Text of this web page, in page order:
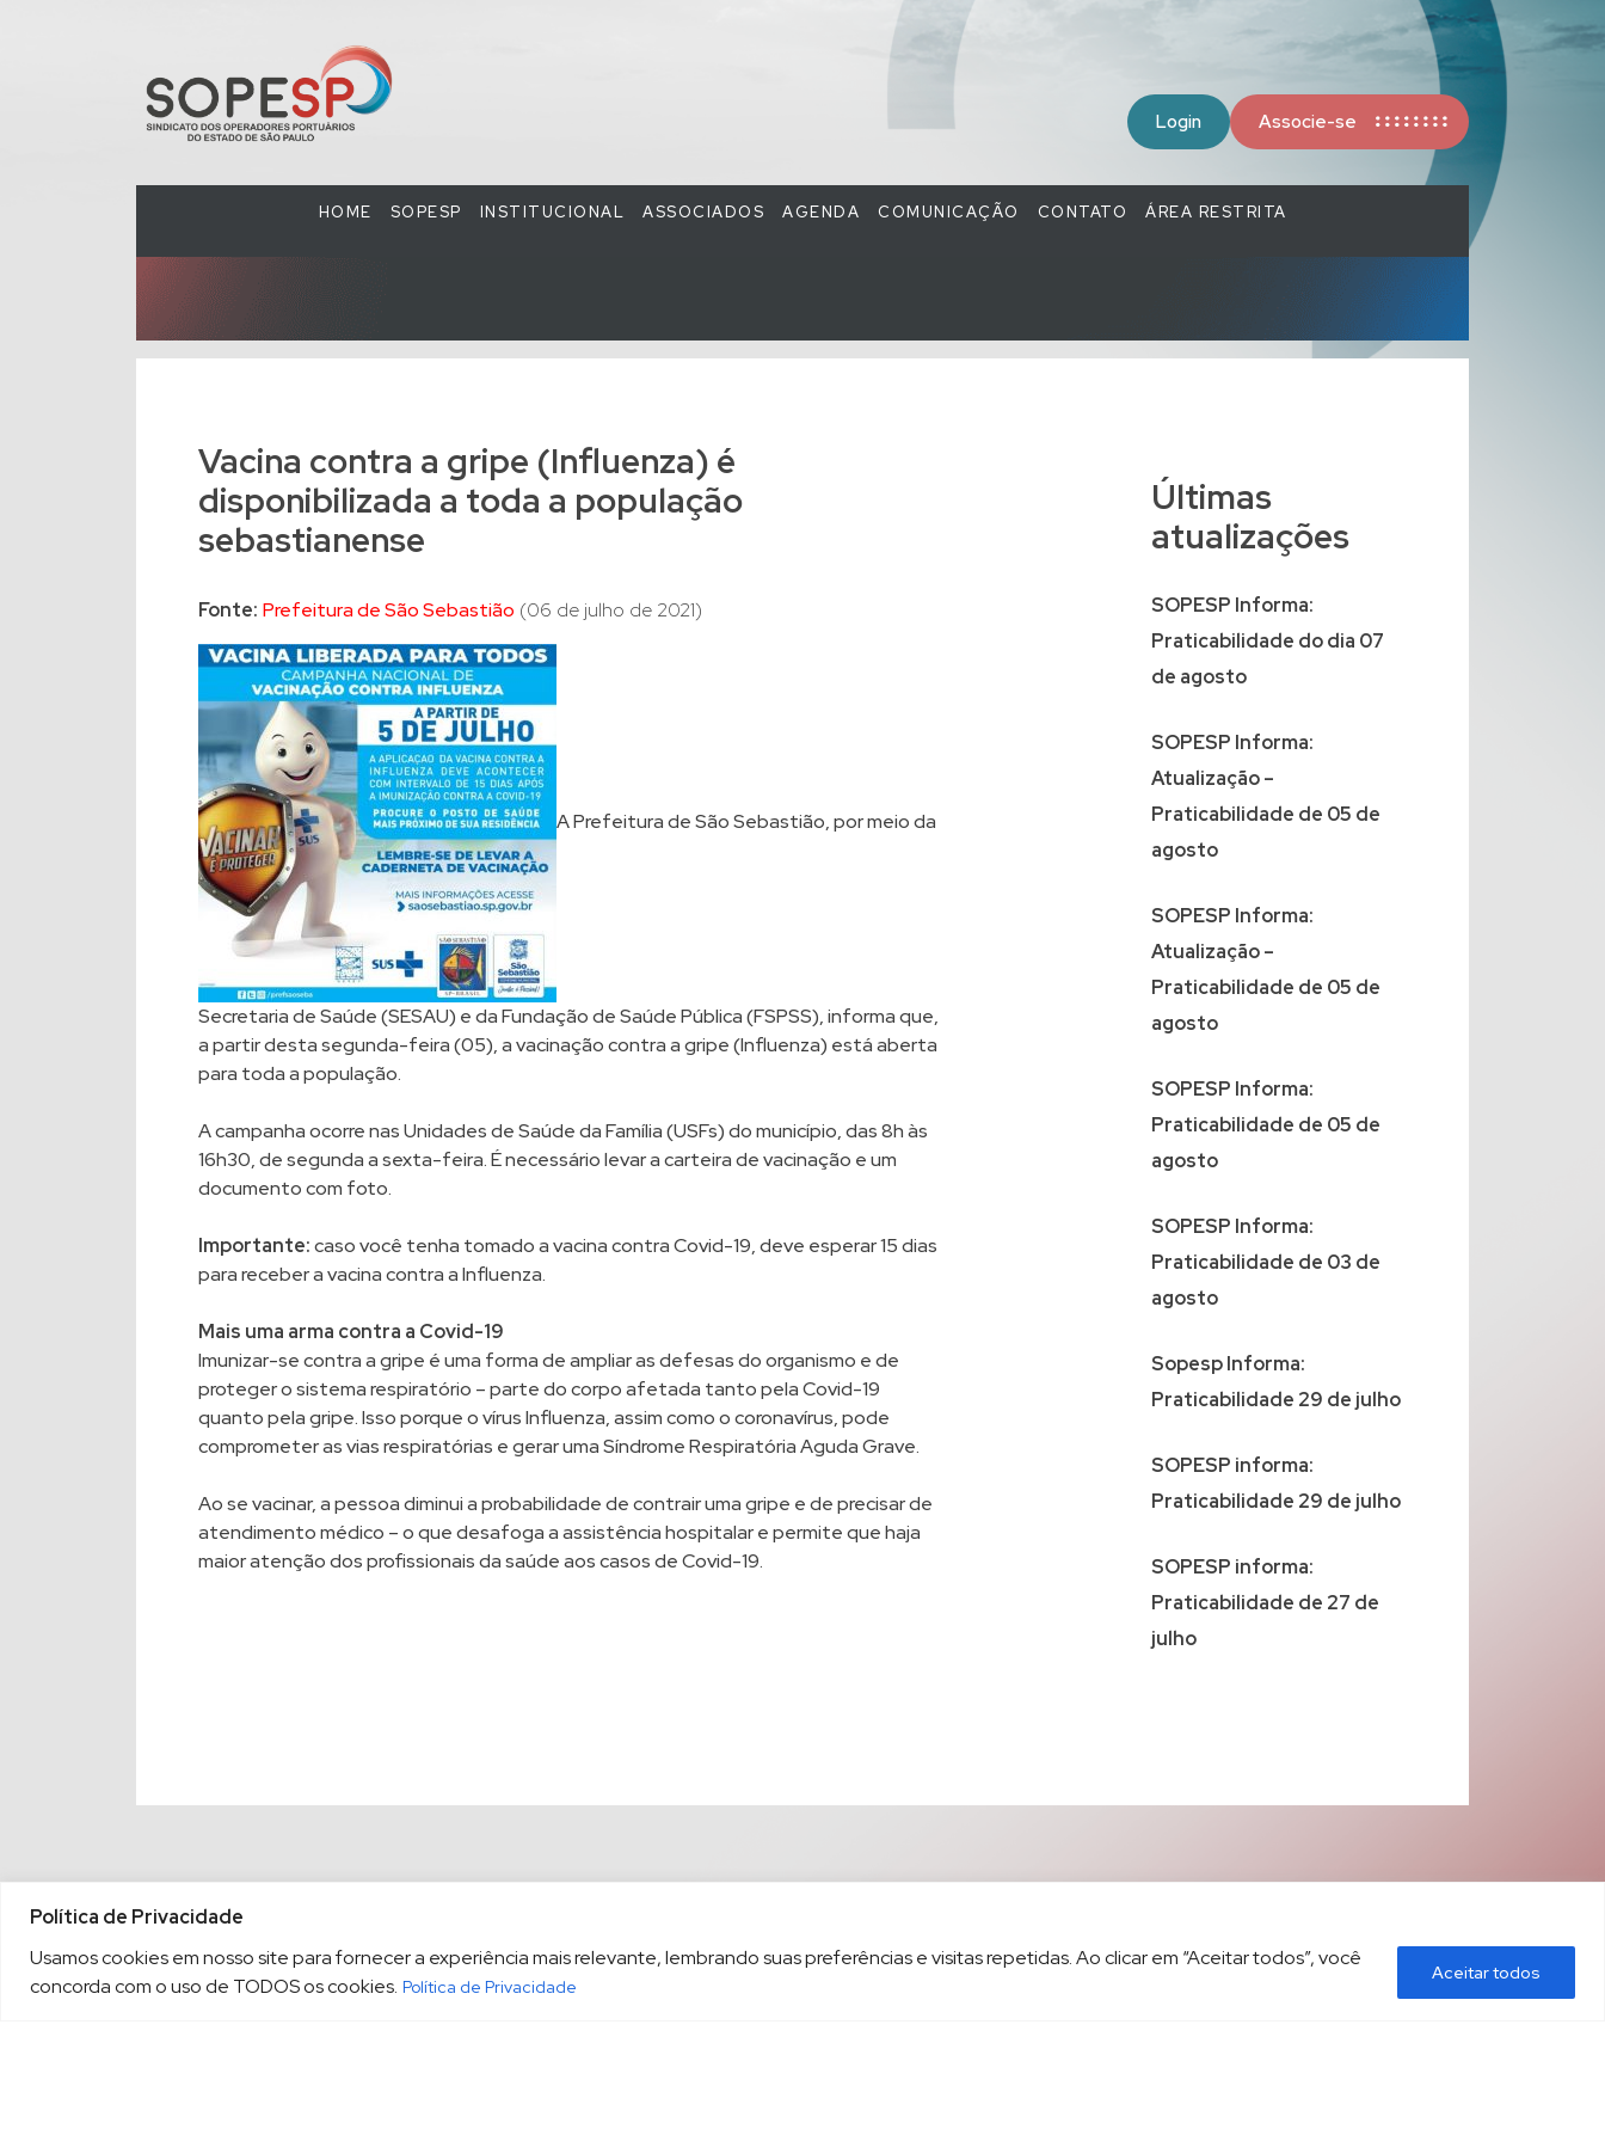
Política de Privacidade
Usamos cookies em nosso site para fornecer a experiência mais relevante, lembrando suas preferências e visitas repetidas. Ao clicar em “Aceitar todos”, você
concorda com o uso de TODOS os cookies. Política de Privacidade
Aceitar todos
Login Associe-se
HOME SOPESP INSTITUCIONAL ASSOCIADOS AGENDA COMUNICAÇÃO CONTATO ÁREA RESTRITA
Vacina contra a gripe (Influenza) é
disponibilizada a toda a população
sebastianense
Fonte: Prefeitura de São Sebastião (06 de julho de 2021)
A Prefeitura de São Sebastião, por meio da
Secretaria de Saúde (SESAU) e da Fundação de Saúde Pública (FSPSS), informa que,
a partir desta segunda-feira (05), a vacinação contra a gripe (Influenza) está aberta
para toda a população.
A campanha ocorre nas Unidades de Saúde da Família (USFs) do município, das 8h às
16h30, de segunda a sexta-feira. É necessário levar a carteira de vacinação e um
documento com foto.
Importante:caso você tenha tomado a vacina contra Covid-19, deve esperar 15 dias
para receber a vacina contra a Influenza.
Mais uma arma contra a Covid-19
Imunizar-se contra a gripe é uma forma de ampliar as defesas do organismo e de
proteger o sistema respiratório – parte do corpo afetada tanto pela Covid-19
quanto pela gripe. Isso porque o vírus Influenza, assim como o coronavírus, pode
comprometer as vias respiratórias e gerar uma Síndrome Respiratória Aguda Grave.
Ao se vacinar, a pessoa diminui a probabilidade de contrair uma gripe e de precisar de
atendimento médico – o que desafoga a assistência hospitalar e permite que haja
maior atenção dos profissionais da saúde aos casos de Covid-19.
Últimas
atualizações
SOPESP Informa:
Praticabilidade do dia 07
de agosto
SOPESP Informa:
Atualização –
Praticabilidade de 05 de
agosto
SOPESP Informa:
Atualização –
Praticabilidade de 05 de
agosto
SOPESP Informa:
Praticabilidade de 05 de
agosto
SOPESP Informa:
Praticabilidade de 03 de
agosto
Sopesp Informa:
Praticabilidade 29 de julho
SOPESP informa:
Praticabilidade 29 de julho
SOPESP informa:
Praticabilidade de 27 de
julho